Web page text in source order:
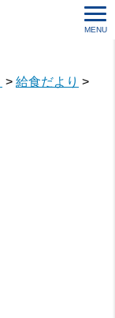
MENU
> 給食だより >